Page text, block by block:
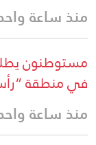
منذ ساعة
مستوطنون
في منطقة
منذ ساعة